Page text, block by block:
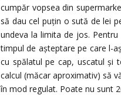
cumpăr vopsea din
să dau cel puțin o sută de lei
undeva la limita de jos.
timpul de așteptare pe care l-
cu spălatul pe cap, uscatul și
calcul (măcar aproximativ) să
în mod regulat. Poate nu sunt